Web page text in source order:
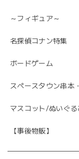
～フィギュア～
名探偵コナン特集
ボードゲーム
スペースタウン串本
マスコット/ぬいぐる
【事後物販】